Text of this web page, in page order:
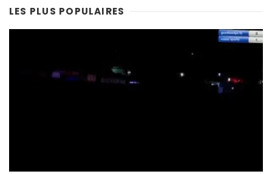
LES PLUS POPULAIRES